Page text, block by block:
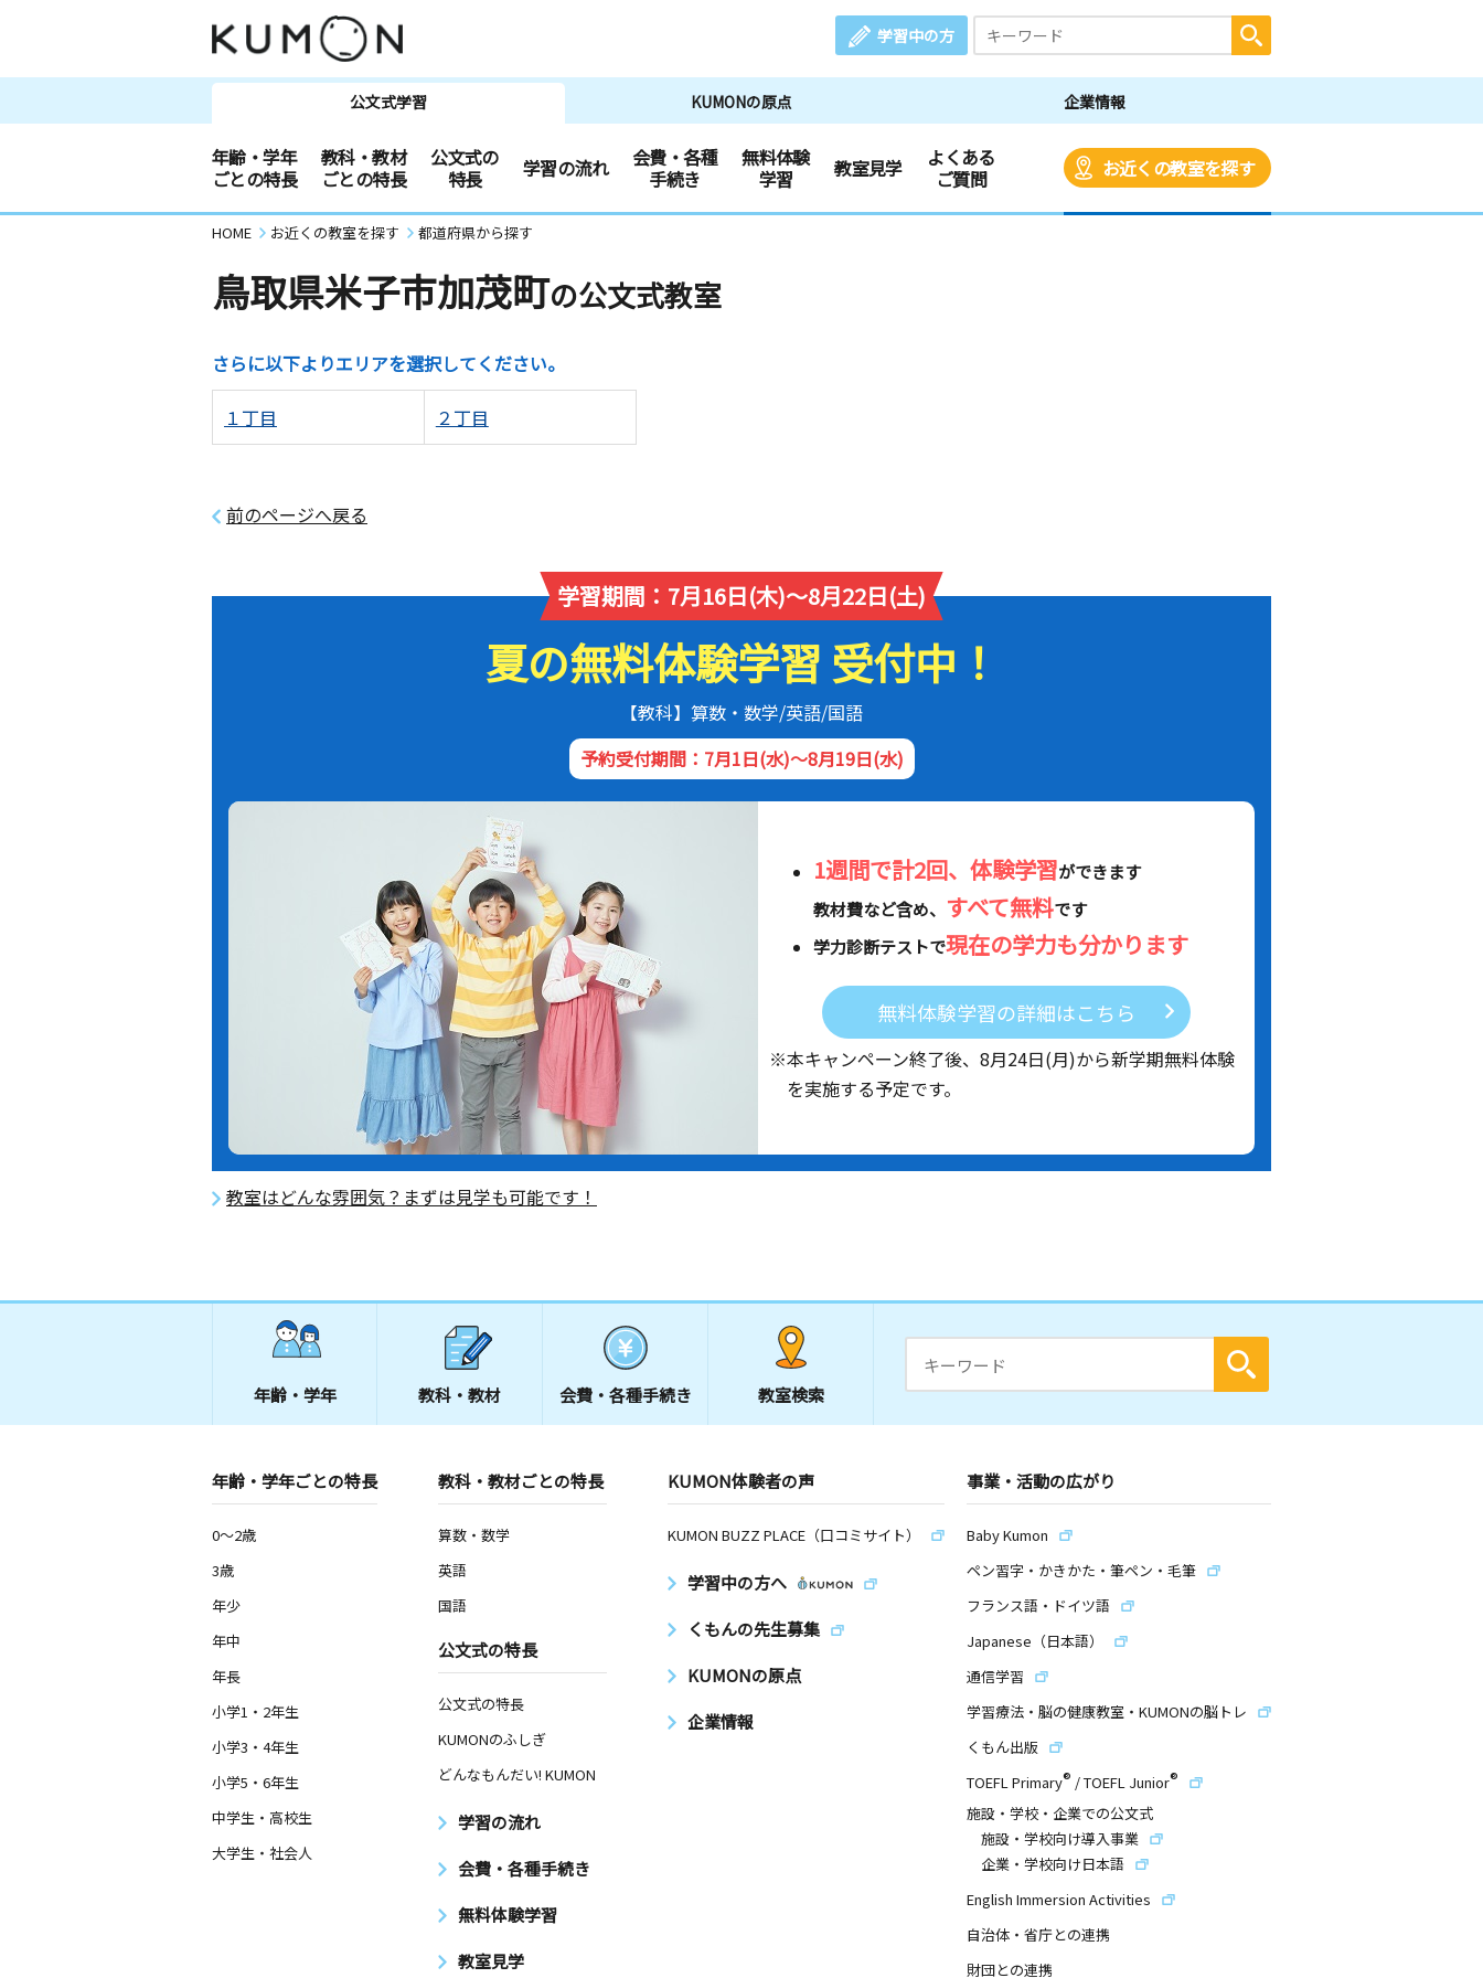
学習中の方
公文式学習 KUMONの原点 企業情報
年齢・学年
ごとの特長
教科・教材
ごとの特長
公文式の
特長
学習の流れ
会費・各種
手続き
無料体験
学習
教室見学
よくある
ご質問
お近くの教室を探す
HOME お近くの教室を探す 都道府県から探す
鳥取県米子市加茂町の公文式教室
さらに以下よりエリアを選択してください。
１丁目 ２丁目
前のページへ戻る
学習期間：7月16日(木)～8月22日(土)
夏の無料体験学習 受付中！
【教科】算数・数学/英語/国語
予約受付期間：7月1日(水)～8月19日(水)
1週間で計2回、体験学習ができます
教材費など含め、 すべて無料です
学力診断テストで現在の学力も分かります
無料体験学習の詳細はこちら
※本キャンペーン終了後、 8月24日(月)から新学期無料体験
を実施する予定です。
教室はどんな雰囲気？まずは見学も可能です！
年齢・学年 教科・教材 会費・ 各種手続き 教室検索
年齢・学年ごとの特長
0～2歳
3歳
年少
年中
年長
小学1・2年生
小学3・4年生
小学5・6年生
中学生・高校生
大学生・社会人
教科・教材ごとの特長
算数・数学
英語
国語
公文式の特長
公文式の特長
KUMONのふしぎ
どんなもんだい! KUMON
学習の流れ
会費・各種手続き
無料体験学習
教室見学
KUMON体験者の声
KUMON BUZZ PLACE（口コミサイト）
学習中の方へ
くもんの先生募集
KUMONの原点
企業情報
事業・活動の広がり
Baby Kumon
ペン習字・かきかた・筆ペン・毛筆
フランス語・ドイツ語
Japanese（日本語）
通信学習
学習療法・脳の健康教室・KUMONの脳トレ
くもん出版
TOEFL Primary® /TOEFL Junior®
施設・学校・企業での公文式
施設・学校向け導入事業
企業・学校向け日本語
English Immersion Activities
自治体・省庁との連携
財団との連携